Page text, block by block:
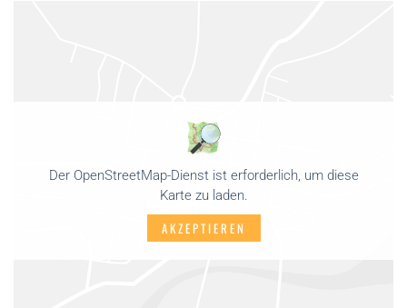
Der OpenStreetMap-Dienst ist erforderlich, um diese
Karte zu laden.
AKZEPTIEREN